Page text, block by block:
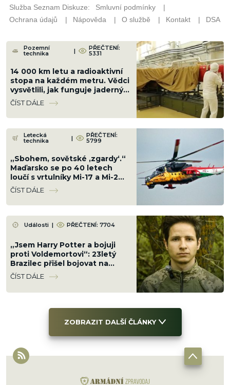
Pozemní
technika | PŘEČTENÍ:
5331
14 000 km letu a radioaktivní
stopa na každém metru. Vědci
vysvětlili, jak funguje jaderný
motor ruské střely
Burevestnik
ČÍST DÁLE
Letecká
technika | PŘEČTENÍ:
5799
„Sbohem, sovětské ‚zgardy‘.“
Maďarsko se po 40 letech
loučí s vrtulníky Mi-17 a Mi-24.
Nahradí je západní za miliardy
ČÍST DÁLE
Události | PŘEČTENÍ: 7704
„Jsem Harry Potter a bojuji
proti Voldemortovi“: 23letý
Brazilec přišel bojovat na
Ukrajinu za své ideály
ČÍST DÁLE
ZOBRAZIT DALŠÍ ČLÁNKY